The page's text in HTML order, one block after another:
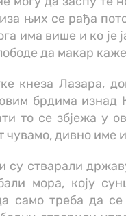
њих се рађа
има више и ко је
да макар
кнеза Лазара,
брдима изнад
то се збјежа у
дивно име
стварали
мора, коју
само треба да